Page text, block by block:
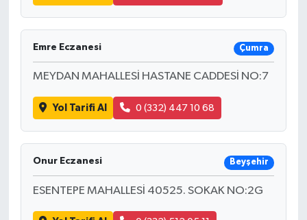
Emre Eczanesi Çumra
MEYDAN MAHALLESİ HASTANE CADDESİ NO:7
Yol Tarifi Al 0 (332) 447 10 68
Onur Eczanesi Beyşehir
ESENTEPE MAHALLESİ 40525. SOKAK NO:2G